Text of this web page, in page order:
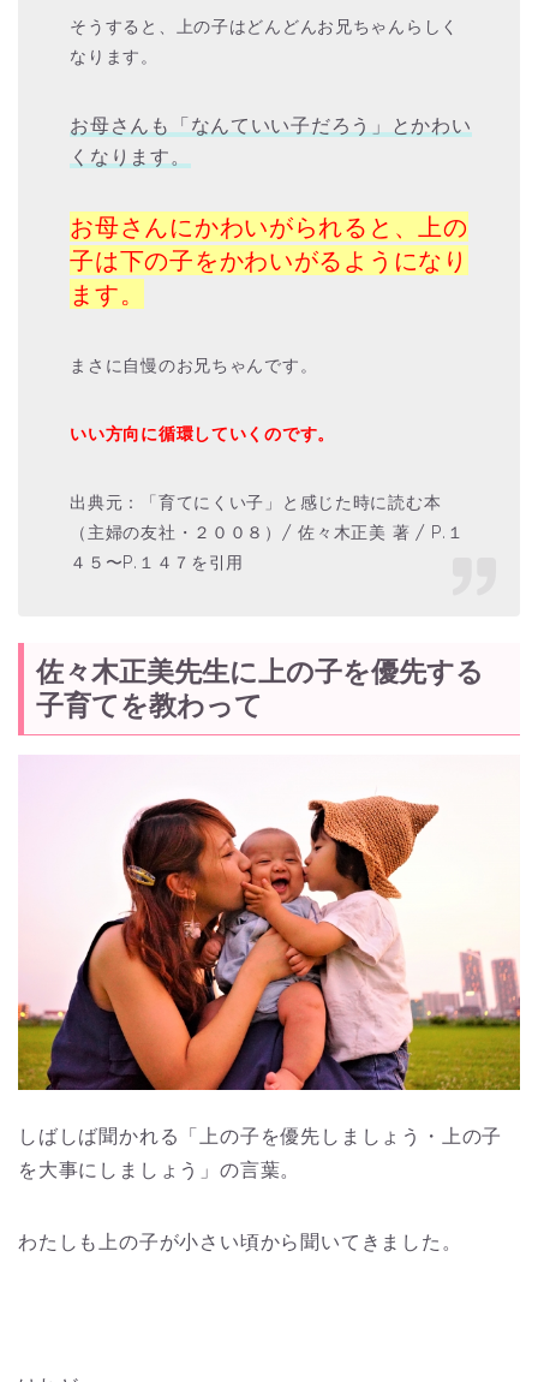
そうすると、上の子はどんどんお兄ちゃんらしく
なります。
お母さんも「なんていい子だろう」とかわい
くなります。
お母さんにかわいがられると、上の
子は下の子をかわいがるようになり
ます。
まさに自慢のお兄ちゃんです。
いい方向に循環していくのです。
出典元：「育てにくい子」と感じた時に読む本
（主婦の友社・２００８）/ 佐々木正美 著 / P.１
４５〜P.１４７を引用
佐々木正美先生に上の子を優先する
子育てを教わって
しばしば聞かれる「上の子を優先しましょう・上の子
を大事にしましょう」の言葉。
わたしも上の子が小さい頃から聞いてきました。